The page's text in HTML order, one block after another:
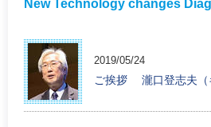
New Technology changes
2019/05/24
ご挨拶 瀧口登志夫（